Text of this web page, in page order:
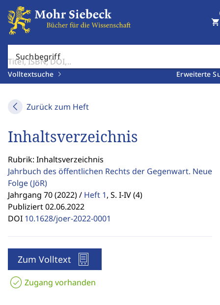
Suchbegriff
Volltextsuche Erweiterte
shopping_cart
Zurück zum Heft
Inhaltsverzeichnis
Rubrik: Inhaltsverzeichnis
Jahrbuch des öffentlichen Rechts der Gegenwart. Neue
Folge(JöR)
Jahrgang 70 (2022) / Heft 1, S. I-IV (4)
Publiziert 02.06.2022
DOI 10.1628/joer-2022-0001
Zum Volltext
Zugang vorhanden